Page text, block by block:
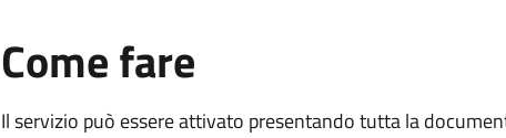
Come fare
Il servizio può essere attivato presentando tutta la